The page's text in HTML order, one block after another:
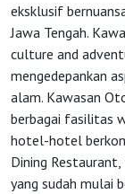
eksklusif
Jawa Tengah.
culture and
mengedepankan
alam. Kawasan
berbagai fasilitas
hotel-hotel
Dining
yang sudah mulai